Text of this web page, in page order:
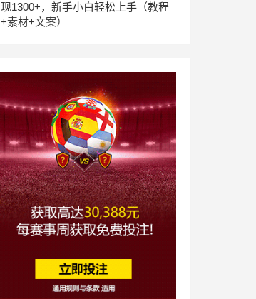
现1300+，新手小白轻松上手（教程
+素材+文案）